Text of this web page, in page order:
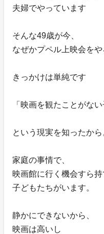
夫婦でやっています
そんな49歳が今、
なぜかプペル上映会をや
きっかけは単純です
「映画を観たことがな
という現実を知ったから
家庭の事情で、
映画館に行く機会すら
子どもたちがいます。
静かにできないから、
映画は高いし